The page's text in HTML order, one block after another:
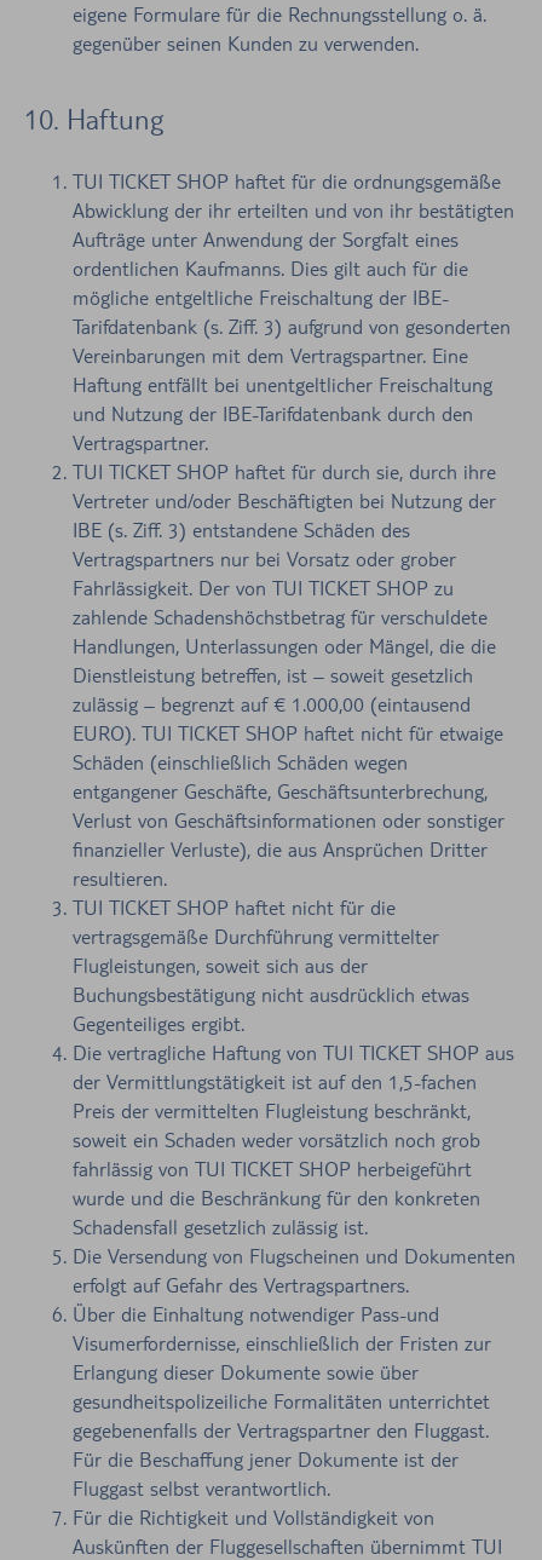
eigene Formulare für die Rechnungsstellung o. ä.
gegenüber seinen Kunden zu verwenden.
10. Haftung
TUI TICKET SHOP haftet für die ordnungsgemäße
Abwicklung der ihr erteilten und von ihr bestätigten
Aufträge unter Anwendung der Sorgfalt eines
ordentlichen Kaufmanns. Dies gilt auch für die
mögliche entgeltliche Freischaltung der IBE-
Tarifdatenbank (s. Ziff. 3) aufgrund von gesonderten
Vereinbarungen mit dem Vertragspartner. Eine
Haftung entfällt bei unentgeltlicher Freischaltung
und Nutzung der IBE-Tarifdatenbank durch den
Vertragspartner.
TUI TICKET SHOP haftet für durch sie, durch ihre
Vertreter und/oder Beschäftigten bei Nutzung der
IBE (s. Ziff. 3) entstandene Schäden des
Vertragspartners nur bei Vorsatz oder grober
Fahrlässigkeit. Der von TUI TICKET SHOP zu
zahlende Schadenshöchstbetrag für verschuldete
Handlungen, Unterlassungen oder Mängel, die die
Dienstleistung betreffen, ist – soweit gesetzlich
zulässig – begrenzt auf € 1.000,00 (eintausend
EURO). TUI TICKET SHOP haftet nicht für etwaige
Schäden (einschließlich Schäden wegen
entgangener Geschäfte, Geschäftsunterbrechung,
Verlust von Geschäftsinformationen oder sonstiger
finanzieller Verluste), die aus Ansprüchen Dritter
resultieren.
TUI TICKET SHOP haftet nicht für die
vertragsgemäße Durchführung vermittelter
Flugleistungen, soweit sich aus der
Buchungsbestätigung nicht ausdrücklich etwas
Gegenteiliges ergibt.
Die vertragliche Haftung von TUI TICKET SHOP aus
der Vermittlungstätigkeit ist auf den 1,5-fachen
Preis der vermittelten Flugleistung beschränkt,
soweit ein Schaden weder vorsätzlich noch grob
fahrlässig von TUI TICKET SHOP herbeigeführt
wurde und die Beschränkung für den konkreten
Schadensfall gesetzlich zulässig ist.
Die Versendung von Flugscheinen und Dokumenten
erfolgt auf Gefahr des Vertragspartners.
Über die Einhaltung notwendiger Pass-und
Visumerfordernisse, einschließlich der Fristen zur
Erlangung dieser Dokumente sowie über
gesundheitspolizeiliche Formalitäten unterrichtet
gegebenenfalls der Vertragspartner den Fluggast.
Für die Beschaffung jener Dokumente ist der
Fluggast selbst verantwortlich.
Für die Richtigkeit und Vollständigkeit von
Auskünften der Fluggesellschaften übernimmt TUI